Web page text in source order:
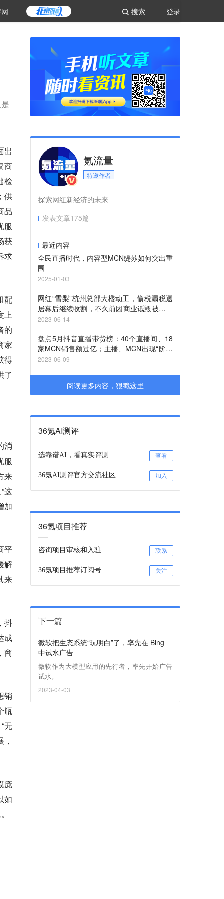
登录
搜索
出
商
检
供
品
服
获
求
配
上
的
家
得
了
消
服
来
这
加
平
解
来
抖
成
商
销
瓶
无
庞
如
氪流量
特邀作者
探索网红新经济的未来
发表文章175篇
最近内容
全民直播时代，内容型MCN缇苏如何突出重
围
2025-01-03
网红“雪梨”杭州总部大楼动工，偷税漏税退
居幕后继续收割，不久前因商业诋毁被判赔
20万…
2023-06-14
盘点5月抖音直播带货榜：40个直播间、18
家MCN销售额过亿；主播、MCN出现“阶层
固化”，“夫妇档”成带货界新秀……
2023-06-09
阅读更多内容，狠戳这里
36氪AI测评
选靠谱AI，看真实评测 查看
36氪AI测评官方交流社区 加入
36氪项目推荐
咨询项目审核和入驻 联系
36氪项目推荐订阅号 关注
下一篇
微软把生态系统“玩明白”了，率先在 Bing
中试水广告
微软作为大模型应用的先行者，率先开始广告
试水。
2023-04-03